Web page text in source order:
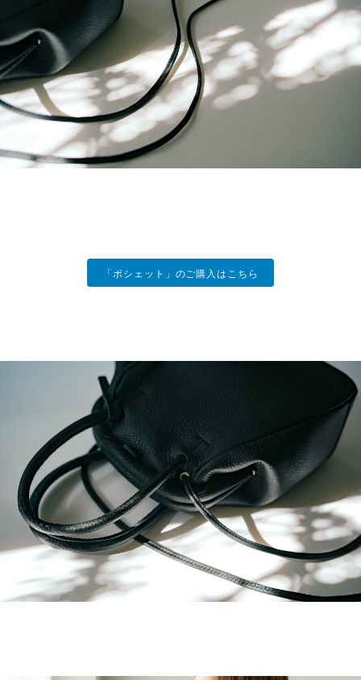
「ポシェット」のご購入はこちら